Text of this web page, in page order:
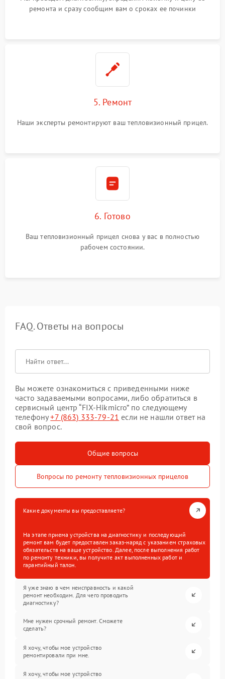
ремонта и сразу сообщим вам о сроках ее починки
5. Ремонт
Наши эксперты ремонтируют ваш тепловизионный прицел.
6. Готово
Ваш тепловизионный прицел снова у вас в полностью
рабочем состоянии.
FAQ. Ответы на вопросы
Вы можете ознакомиться с приведенными ниже
часто задаваемыми вопросами, либо обратиться в
сервисный центр “FIX-Hikmicro” по следующему
телефону+7 (863) 333-79-21 если не нашли ответ на
свой вопрос.
Общие вопросы
Вопросы по ремонту тепловизионных прицелов
Какие документы вы предоставляете?
На этапе приема устройства на диагностику и последующий
ремонт вам будет предоставлен заказ-наряд с указанием страховых
обязательств на ваше устройство. Далее, после выполнения работ
по ремонту техники, вы получите акт выполненных работ и
гарантийный талон.
Я уже знаю в чем неисправность и какой
ремонт необходим. Для чего проводить
диагностику?
Мне нужен срочный ремонт. Сможете
сделать?
Я хочу, чтобы мое устройство
ремонтировали при мне.
Я хочу, чтобы мое устройство